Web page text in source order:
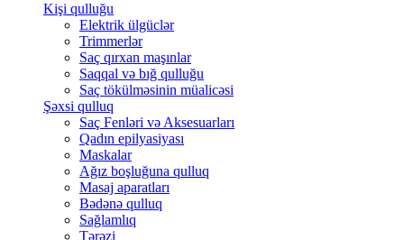
Kişi qulluğu
Elektrik ülgüclər
Trimmerlər
Saç qırxan maşınlar
Saqqal və bığ qulluğu
Saç tökülməsinin müalicəsi
Şəxsi qulluq
Saç Fenləri və Aksesuarları
Qadın epilyasiyası
Maskalar
Ağız boşluğuna qulluq
Masaj aparatları
Bədənə qulluq
Sağlamlıq
Tərəzi